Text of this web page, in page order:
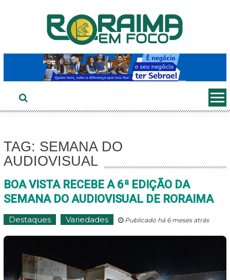
TAG: SEMANA DO
AUDIOVISUAL
BOA VISTA RECEBE A 6ª EDIÇÃO DA
SEMANA DO AUDIOVISUAL DE RORAIMA
Destaques Variedades Publicado há 6 meses atrás